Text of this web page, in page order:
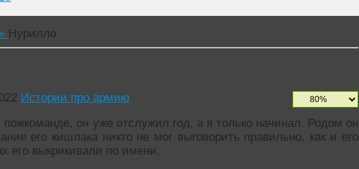
Нурилло
Истории про армию
он уже отслужил год, а я только начинал. Родом он
его кишлака никто не мог выговорить правильно, как и его
его выкрикивали по имени.